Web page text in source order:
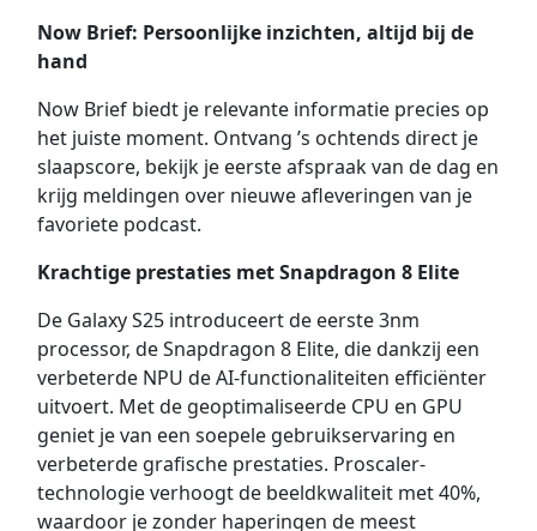
Now Brief: Persoonlijke inzichten, altijd bij de
hand
Now Brief biedt je relevante informatie precies op
het juiste moment. Ontvang ’s ochtends direct je
slaapscore, bekijk je eerste afspraak van de dag en
krijg meldingen over nieuwe afleveringen van je
favoriete podcast.
Krachtige prestaties met Snapdragon 8 Elite
De Galaxy S25 introduceert de eerste 3nm
processor, de Snapdragon 8 Elite, die dankzij een
verbeterde NPU de AI-functionaliteiten efficiënter
uitvoert. Met de geoptimaliseerde CPU en GPU
geniet je van een soepele gebruikservaring en
verbeterde grafische prestaties. Proscaler-
technologie verhoogt de beeldkwaliteit met 40%,
waardoor je zonder haperingen de meest